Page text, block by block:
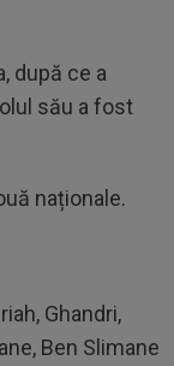
după ce a
său a fost
naționale.
Ghandri,
Ben Slimane